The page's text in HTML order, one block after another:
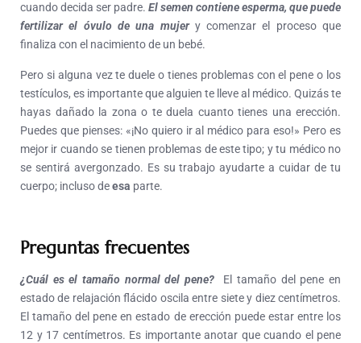
cuando decida ser padre. El semen contiene esperma, que puede
fertilizar el óvulo de una mujery comenzar el proceso que
finaliza con el nacimiento de un bebé.
Pero si alguna vez te duele o tienes problemas con el pene o los
testículos, es importante que alguien te lleve al médico. Quizás te
hayas dañado la zona o te duela cuanto tienes una erección.
Puedes que pienses: «¡No quiero ir al médico para eso!» Pero es
mejor ir cuando se tienen problemas de este tipo; y tu médico no
se sentirá avergonzado. Es su trabajo ayudarte a cuidar de tu
cuerpo; incluso deesa parte.
Preguntas frecuentes
¿Cuál es el tamaño normal del pene?
El tamaño del pene en
estado de relajación flácido oscila entre siete y diez centímetros.
El tamaño del pene en estado de erección puede estar entre los
12 y 17 centímetros. Es importante anotar que cuando el pene